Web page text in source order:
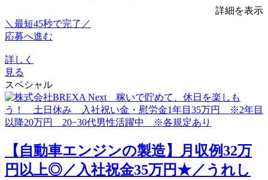
詳細を表示
＼最短45秒で完了／
応募へ進む
詳しく
見る
スペシャル
【自動車エンジンの製造】月収例32万
円以上◎／入社祝金35万円★／うれし